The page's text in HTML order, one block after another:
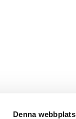
Denna